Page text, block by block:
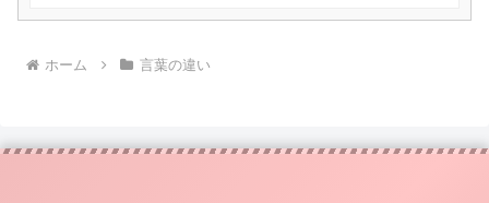
ホーム 言葉の違い